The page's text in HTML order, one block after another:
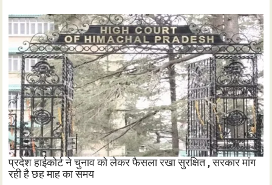
प्रदेश हाईकोर्ट ने चुनाव को लेकर फैसला रखा सुरक्षित , सरकार मांग
रही है छह माह का समय